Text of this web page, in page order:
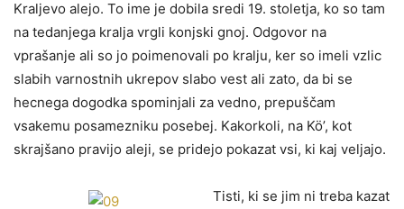
Kraljevo alejo. To ime je dobila sredi 19. stoletja, ko so tam
na tedanjega kralja vrgli konjski gnoj. Odgovor na
vprašanje ali so jo poimenovali po kralju, ker so imeli vzlic
slabih varnostnih ukrepov slabo vest ali zato, da bi se
hecnega dogodka spominjali za vedno, prepuščam
vsakemu posamezniku posebej. Kakorkoli, na Kö’, kot
skrajšano pravijo aleji, se pridejo pokazat vsi, ki kaj veljajo.
Tisti, ki se jim ni treba kazat